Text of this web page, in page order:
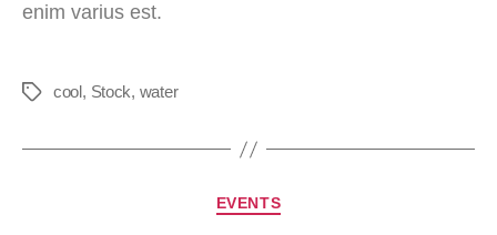
enim varius est.
cool, Stock, water
EVENTS